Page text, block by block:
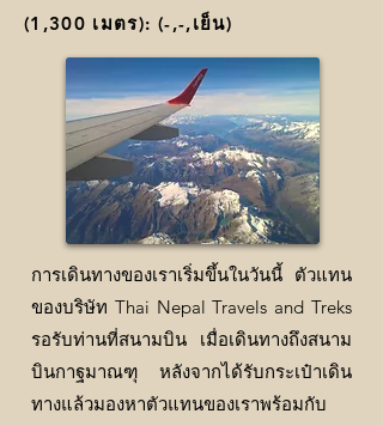
(1,300 เมตร): (-,-,เย็น)
การเดินทางของเราเริ่มขึ้นในวันนี้ ตัวแทน
ของบริษัท Thai Nepal Travels and Treks
รอรับท่านที่สนามบิน เมื่อเดินทางถึงสนาม
บินกาฐมาณฑุ หลังจากได้รับกระเป๋าเดิน
ทางแล้วมองหาตัวแทนของเราพร้อมกับ